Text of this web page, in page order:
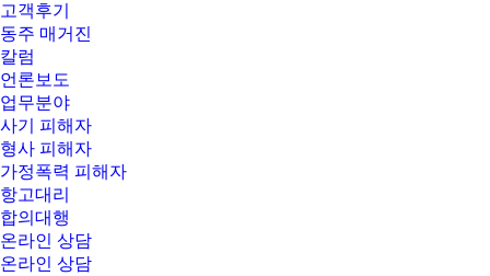
고객후기
동주 매거진
칼럼
언론보도
업무분야
사기 피해자
형사 피해자
가정폭력 피해자
항고대리
합의대행
온라인 상담
온라인 상담